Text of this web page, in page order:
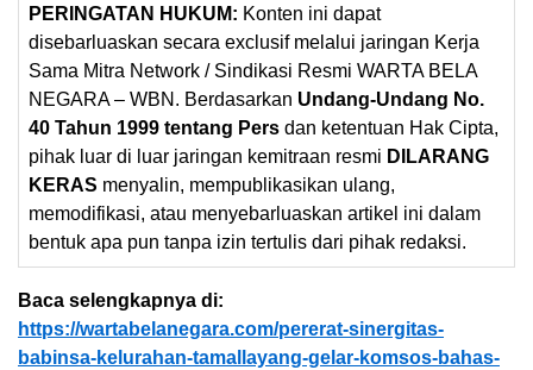
PERINGATAN HUKUM: Konten ini dapat
disebarluaskan secara exclusif melalui jaringan Kerja
Sama Mitra Network / Sindikasi Resmi WARTA BELA
NEGARA – WBN. Berdasarkan Undang-Undang No.
40 Tahun 1999 tentang Pers dan ketentuan Hak Cipta,
pihak luar di luar jaringan kemitraan resmi DILARANG
KERAS menyalin, mempublikasikan ulang,
memodifikasi, atau menyebarluaskan artikel ini dalam
bentuk apa pun tanpa izin tertulis dari pihak redaksi.
Baca selengkapnya di:
https://wartabelanegara.com/pererat-sinergitas-
babinsa-kelurahan-tamallayang-gelar-komsos-bahas-